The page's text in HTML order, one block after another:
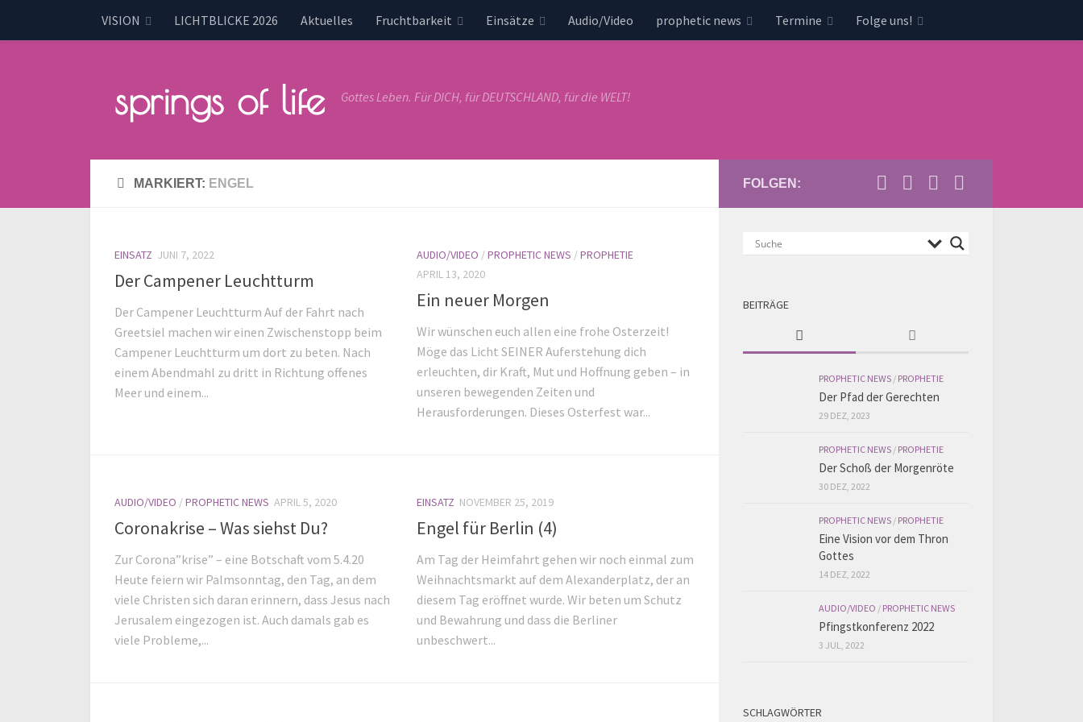
VISION LICHTBLICKE 2026 Aktuelles Fruchtbarkeit Einsätze Audio/Video prophetic news Termine Folge uns!
springs of life Gottes Leben. Für DICH, für DEUTSCHLAND, für die WELT!
MARKIERT: ENGEL
EINSATZ JUNI 7, 2022
Der Campener Leuchtturm
Der Campener Leuchtturm Auf der Fahrt nach
Greetsiel machen wir einen Zwischenstopp beim
Campener Leuchtturm um dort zu beten. Nach
einem Abendmahl zu dritt in Richtung offenes
Meer und einem...
AUDIO/VIDEO /PROPHETIC NEWS /PROPHETIE
APRIL 13, 2020
Ein neuer Morgen
Wir wünschen euch allen eine frohe Osterzeit!
Möge das Licht SEINER Auferstehung dich
erleuchten, dir Kraft, Mut und Hoffnung geben – in
unseren bewegenden Zeiten und
Herausforderungen. Dieses Osterfest war...
AUDIO/VIDEO /PROPHETIC NEWS APRIL 5, 2020
Coronakrise – Was siehst Du?
Zur Corona”krise” – eine Botschaft vom 5.4.20
Heute feiern wir Palmsonntag, den Tag, an dem
viele Christen sich daran erinnern, dass Jesus nach
Jerusalem eingezogen ist. Auch damals gab es
viele Probleme,...
EINSATZ NOVEMBER 25, 2019
Engel für Berlin (4)
Am Tag der Heimfahrt gehen wir noch einmal zum
Weihnachtsmarkt auf dem Alexanderplatz, der an
diesem Tag eröffnet wurde. Wir beten um Schutz
und Bewahrung und dass die Berliner
unbeschwert...
FOLGEN:
BEITRÄGE
PROPHETIC NEWS / PROPHETIE
Der Pfad der Gerechten
29 DEZ, 2023
PROPHETIC NEWS / PROPHETIE
Der Schoß der Morgenröte
30 DEZ, 2022
PROPHETIC NEWS / PROPHETIE
Eine Vision vor dem Thron
Gottes
14 DEZ, 2022
AUDIO/VIDEO / PROPHETIC NEWS
Pfingstkonferenz 2022
3 JUL, 2022
SCHLAGWÖRTER